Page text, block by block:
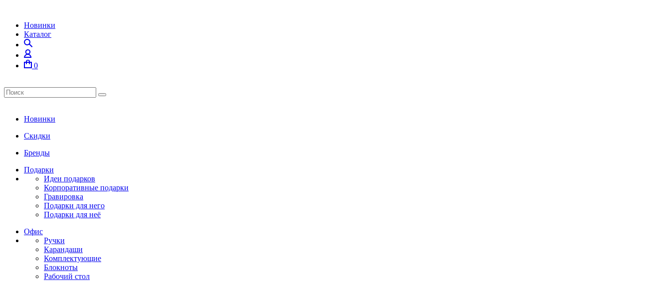
Новинки
Каталог
0
Новинки
Скидки
Бренды
Подарки
Идеи подарков
Корпоративные подарки
Гравировка
Подарки для него
Подарки для неё
Офис
Ручки
Карандаши
Комплектующие
Блокноты
Рабочий стол